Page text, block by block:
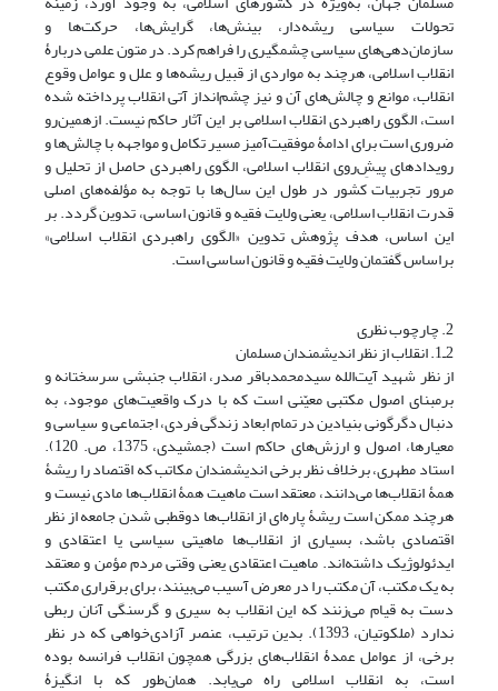
تحولات سیاسی ریشه‌دار، بینش‌ها، گرایش‌ها، حرکت‌ها و
سازمان‌دهی‌های سیاسی چشمگیری را فراهم کرد. در متون علمی دربارۀ
انقلاب اسلامی، هرچند به مواردی از قبیل ریشه‌ها و علل و عوامل وقوع
انقلاب، موانع و چالش‌های آن و نیز چشم‌انداز آتی انقلاب پرداخته شده
است، الگوی راهبردی انقلاب اسلامی بر این آثار حاکم نیست. ازهمین‌رو
ضروری است برای ادامۀ موفقیت‌آمیز مسیر تکامل و مواجهه با چالش‌ها و
رویدادهای پیشِ‌روی انقلاب اسلامی، الگوی راهبردی حاصل از تحلیل و
مرور تجربیات کشور در طول این سال‌ها با توجه به مؤلفه‌های اصلی
قدرت انقلاب اسلامی، یعنی ولایت ‌فقیه و قانون اساسی، تدوین گردد. بر
این اساس، هدف پژوهش تدوین «الگوی راهبردی انقلاب اسلامی»
براساس گفتمان ولایت ‌فقیه و قانون اساسی است.
2. چارچوب نظری
2ـ1. انقلاب از نظر اندیشمندان مسلمان
از نظر شهید آیت‌الله سیدمحمدباقر صدر، انقلاب جنبشی سرسختانه و
برمبنای اصول مکتبی معیّنی است که با درک واقعیت‌های موجود، به
دنبال دگرگونی بنیادین در تمام ابعاد زندگی فردی، اجتماعی و سیاسی و
معیارها، اصول و ارزش‌های حاکم است (جمشیدی، 1375، ص. 120).
استاد مطهری، برخلاف نظر برخی اندیشمندان مکاتب که اقتصاد را ریشۀ
همۀ انقلاب‌ها می‌دانند، معتقد است ماهیت همۀ انقلاب‌ها مادی نیست و
هرچند ممکن است ریشۀ پاره‌ای از انقلاب‌ها دوقطبی شدن جامعه از نظر
اقتصادی باشد، بسیاری از انقلاب‌ها ماهیتی سیاسی یا اعتقادی و
ایدئولوژیک داشته‌اند. ماهیت اعتقادی یعنی وقتی مردم مؤمن و معتقد
به یک مکتب، آن مکتب را در معرض آسیب می‌بینند، برای برقراری مکتب
دست به قیام می‌زنند که این انقلاب به سیری و گرسنگی آنان ربطی
ندارد (ملکوتیان، 1393). بدین ترتیب، عنصر آزادی‌خواهی که در نظر
برخی، از عوامل عمدۀ انقلاب‌های بزرگی همچون انقلاب فرانسه بوده
است، به انقلاب اسلامی راه می‌یابد. همان‌طور که با انگیزۀ